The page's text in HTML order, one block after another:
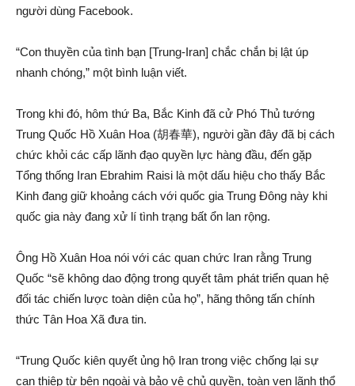
người dùng Facebook.
“Con thuyền của tình bạn [Trung-Iran] chắc chắn bị lật úp
nhanh chóng,” một bình luận viết.
Trong khi đó, hôm thứ Ba, Bắc Kinh đã cử Phó Thủ tướng
Trung Quốc Hồ Xuân Hoa (胡春華), người gần đây đã bị cách
chức khỏi các cấp lãnh đạo quyền lực hàng đầu, đến gặp
Tổng thống Iran Ebrahim Raisi là một dấu hiệu cho thấy Bắc
Kinh đang giữ khoảng cách với quốc gia Trung Đông này khi
quốc gia này đang xử lí tình trạng bất ổn lan rộng.
Ông Hồ Xuân Hoa nói với các quan chức Iran rằng Trung
Quốc “sẽ không dao động trong quyết tâm phát triển quan hệ
đối tác chiến lược toàn diện của họ”, hãng thông tấn chính
thức Tân Hoa Xã đưa tin.
“Trung Quốc kiên quyết ủng hộ Iran trong việc chống lại sự
can thiệp từ bên ngoài và bảo vệ chủ quyền, toàn vẹn lãnh thổ